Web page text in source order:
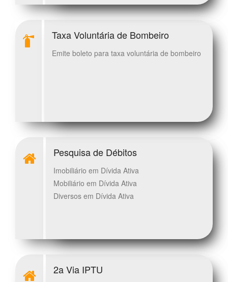
Taxa Voluntária de Bombeiro
Emite boleto para taxa voluntária de bombeiro
Pesquisa de Débitos
Imobiliário em Dívida Ativa
Mobiliário em Dívida Ativa
Diversos em Dívida Ativa
2a Via IPTU